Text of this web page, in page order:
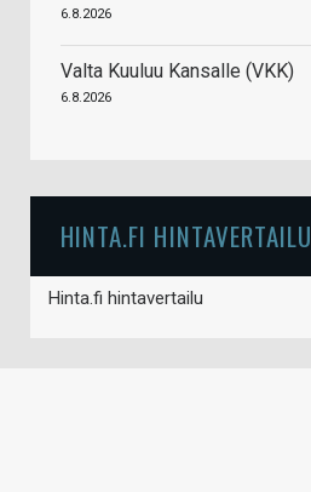
6.8.2026
Valta Kuuluu Kansalle (VKK)
6.8.2026
HINTA.FI HINTAVERTAILU
Hinta.fi hintavertailu